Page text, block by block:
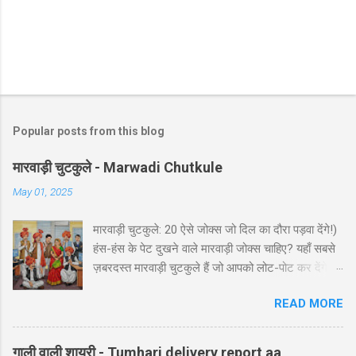
Popular posts from this blog
मारवाड़ी चुटकुले - Marwadi Chutkule
May 01, 2025
मारवाड़ी चुटकुले: 20 ऐसे जोक्स जो दिल का दौरा पड़वा देंगे!)
हंस-हंस के पेट दुखने वाले मारवाड़ी जोक्स चाहिए? यहाँ सबसे
ज़बरदस्त मारवाड़ी चुटकुले हैं जो आपको लोट-पोट कर देंगे! ⚡
पढ़ते ही हंसी नहीं रोक पाएंगे आप! 🤪 😂 मारवाड़ी हंसी के
धमाकेदार जोक्स 💥 "एक मारवाड़ी ने अपनी बीवी को गिफ्ट में
डायमंड रिंग दी। बीवी खुश होकर बोली: 'ये तो असली लगती
READ MORE
गाली वाली शायरी - Tumhari delivery report aa